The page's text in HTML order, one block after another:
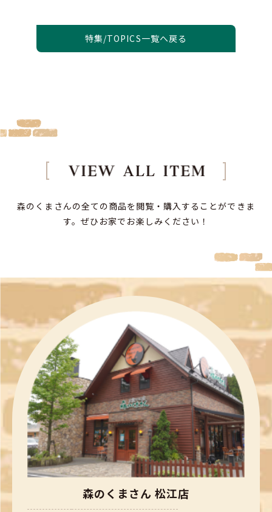
特集/TOPICS一覧へ戻る
森のくまさんの全ての商品を閲覧・購入することができま
す。ぜひお家でお楽しみください！
森のくまさん 松江店